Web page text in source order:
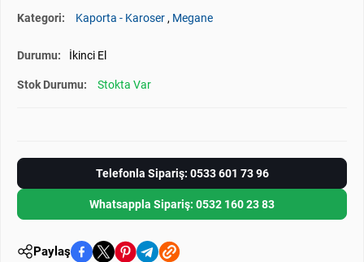
Kategori: Kaporta - Karoser , Megane
Durumu: İkinci El
Stok Durumu: Stokta Var
Telefonla Sipariş: 0533 601 73 96
Whatsappla Sipariş: 0532 160 23 83
Paylaş